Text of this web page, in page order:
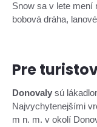
Snow sa v lete mení
bobová dráha,
Pre
Donovaly sú
Najvychytenejšími
m n. m. v okolí